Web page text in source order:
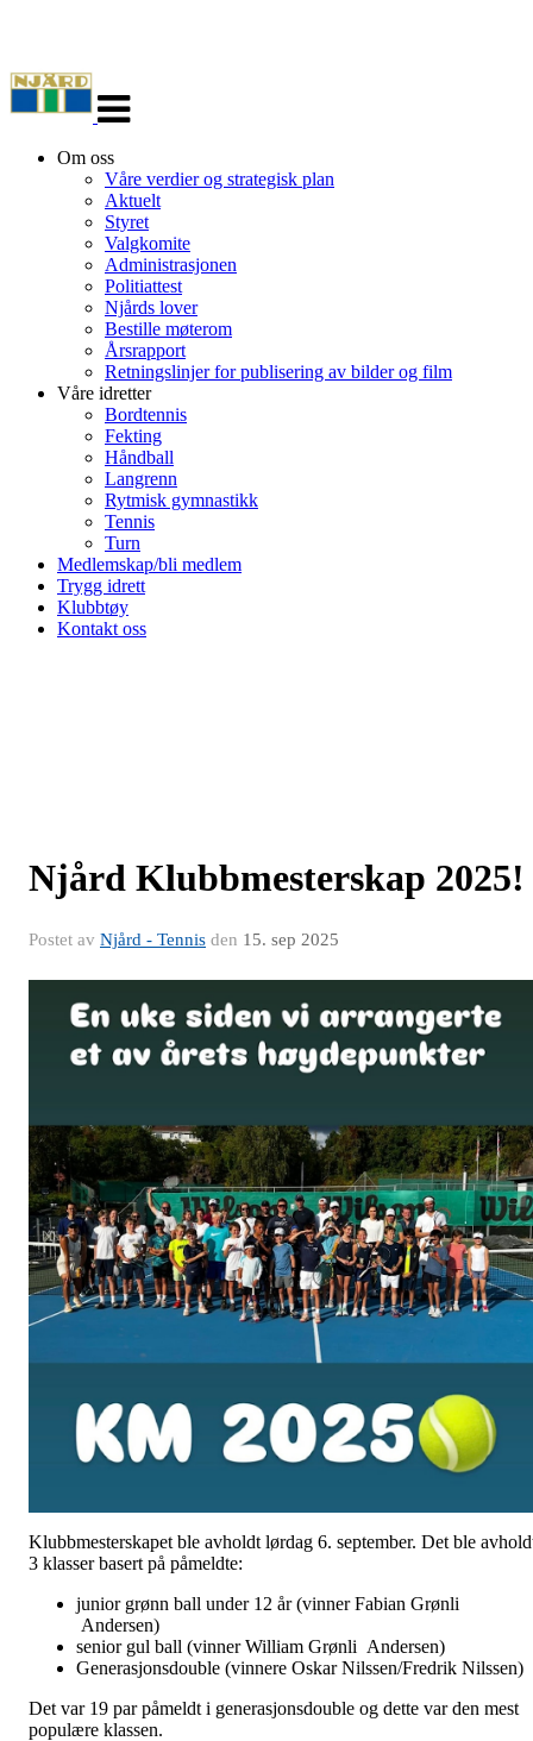
navigasjon
Om oss
Våre verdier og strategisk plan
Aktuelt
Styret
Valgkomite
Administrasjonen
Politiattest
Njårds lover
Bestille møterom
Årsrapport
Retningslinjer for publisering av bilder og film
Våre idretter
Bordtennis
Fekting
Håndball
Langrenn
Rytmisk gymnastikk
Tennis
Turn
Medlemskap/bli medlem
Trygg idrett
Klubbtøy
Kontakt oss
Njård Klubbmesterskap 2025!
Postet av Njård - Tennis den 15. sep 2025
Klubbmesterskapet ble avholdt lørdag 6. september. Det ble
3 klasser basert på påmeldte:
junior grønn ball under 12 år (vinner Fabian Grønli
Andersen)
senior gul ball (vinner William Grønli Andersen)
Generasjonsdouble (vinnere Oskar Nilssen/Fredrik Nilssen)
Det var 19 par påmeldt i generasjonsdouble og dette var den mest
populære klassen.